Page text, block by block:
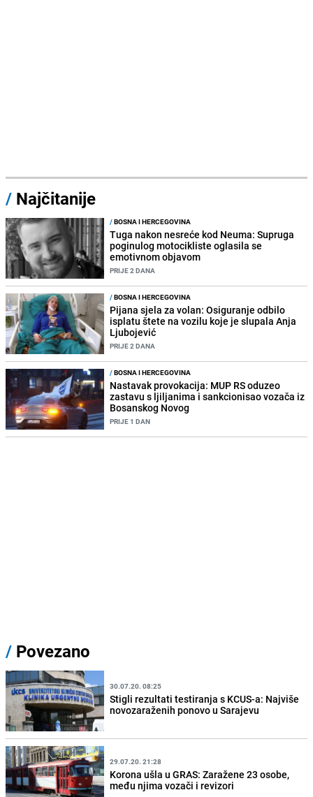
/ Najčitanije
/BOSNA I HERCEGOVINA
Tuga nakon nesreće kod Neuma: Supruga
poginulog motocikliste oglasila se
emotivnom objavom
PRIJE 2 DANA
/BOSNA I HERCEGOVINA
Pijana sjela za volan: Osiguranje odbilo
isplatu štete na vozilu koje je slupala Anja
Ljubojević
PRIJE 2 DANA
/BOSNA I HERCEGOVINA
Nastavak provokacija: MUP RS oduzeo
zastavu s ljiljanima i sankcionisao vozača iz
Bosanskog Novog
PRIJE 1 DAN
/ Povezano
30.07.20. 08:25
Stigli rezultati testiranja s KCUS-a: Najviše
novozaraženih ponovo u Sarajevu
29.07.20. 21:28
Korona ušla u GRAS: Zaražene 23 osobe,
među njima vozači i revizori